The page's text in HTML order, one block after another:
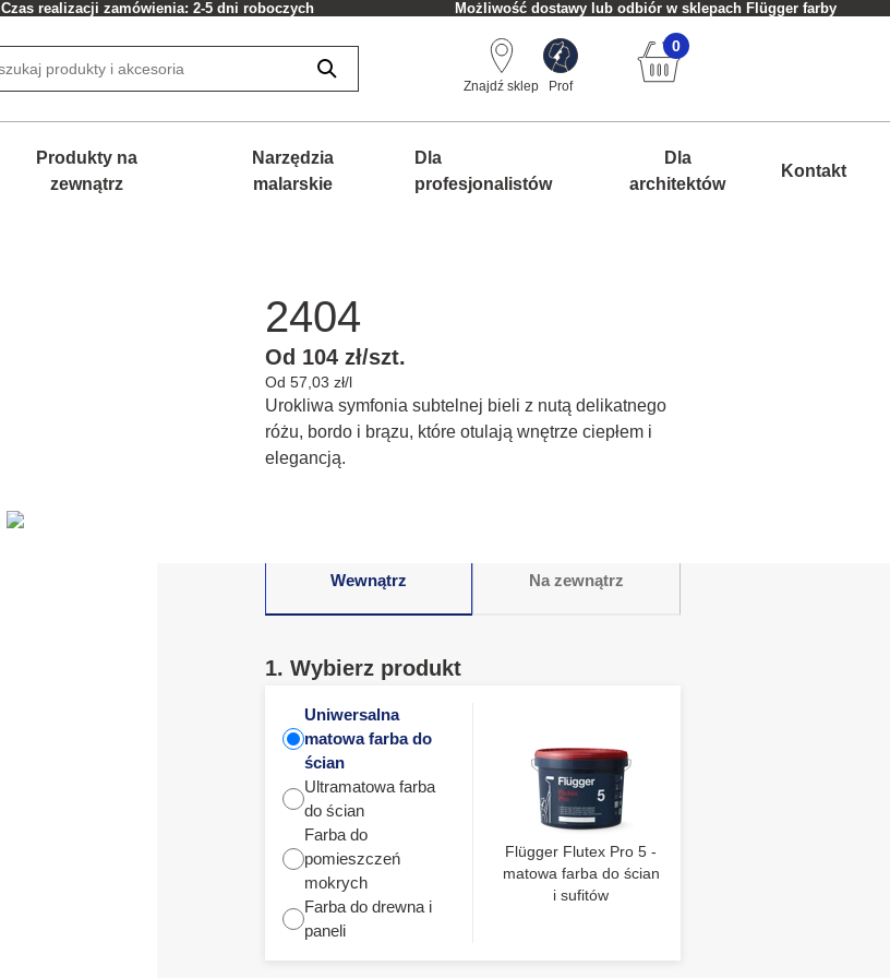
Czas realizacji zamówienia: 2-5 dni roboczych Możliwość dostawy lub odbiór w sklepach Flügger farby
Znajdź sklep Prof
0
Produkty na
zewnątrz
Narzędzia
malarskie
Dla
profesjonalistów
Dla
architektów
Kontakt
2404
Od 104 zł/szt.
Od 57,03 zł/l
Urokliwa symfonia subtelnej bieli z nutą delikatnego
różu, bordo i brązu, które otulają wnętrze ciepłem i
elegancją.
Wewnątrz Na zewnątrz
1. Wybierz produkt
Uniwersalna
matowa farba do
ścian
Ultramatowa farba
do ścian
Farba do
pomieszczeń
mokrych
Farba do drewna i
paneli
Flügger Flutex Pro 5 -
matowa farba do ścian
i sufitów